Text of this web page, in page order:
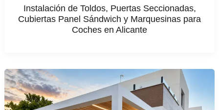
Instalación de Toldos, Puertas Seccionadas,
Cubiertas Panel Sándwich y Marquesinas para
Coches en Alicante